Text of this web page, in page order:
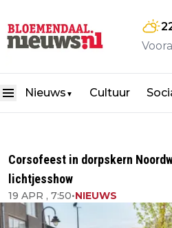
Nieuws ▼ Cultuur
Corsofeest in dorpskern
lichtjesshow
19 APR , 7:50•NIEUWS